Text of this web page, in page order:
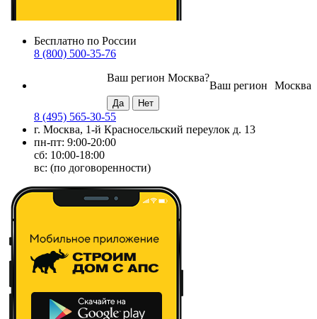
Бесплатно по России
8 (800) 500-35-76
Москва
Ваш регион
Ваш регион Москва?
8 (495) 565-30-55
г. Москва, 1-й Красносельский переулок д. 13
пн-пт: 9:00-20:00
сб: 10:00-18:00
вс: (по договоренности)